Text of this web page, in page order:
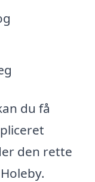
du få
den rette